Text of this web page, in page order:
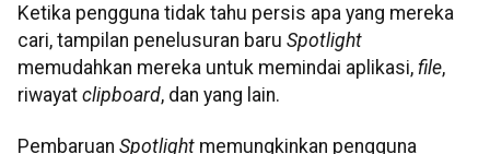
Ketika pengguna tidak tahu persis apa yang mereka
cari, tampilan penelusuran baru Spotlight
memudahkan mereka untuk memindai aplikasi, file,
riwayat clipboard, dan yang lain.
Pembaruan Spotlight memungkinkan pengguna